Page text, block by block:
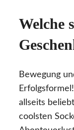
Welche
Bewegung
Erfolgsformel!
allseits
coolsten